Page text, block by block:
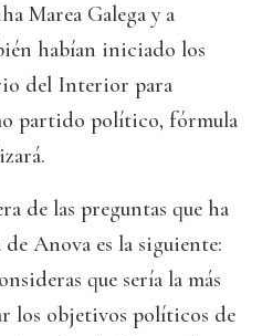
Marea Galega y a
habían iniciado los
del Interior para
partido político, fórmula
de las preguntas que ha
Anova es la siguiente:
que sería la más
los objetivos políticos de